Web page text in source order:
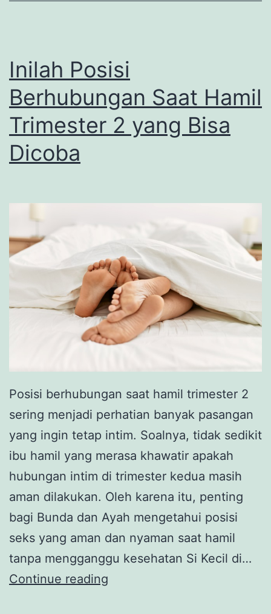
Inilah Posisi
Berhubungan Saat Hamil
Trimester 2 yang Bisa
Dicoba
Posisi berhubungan saat hamil trimester 2
sering menjadi perhatian banyak pasangan
yang ingin tetap intim. Soalnya, tidak sedikit
ibu hamil yang merasa khawatir apakah
hubungan intim di trimester kedua masih
aman dilakukan. Oleh karena itu, penting
bagi Bunda dan Ayah mengetahui posisi
seks yang aman dan nyaman saat hamil
tanpa mengganggu kesehatan Si Kecil di…
Continue reading